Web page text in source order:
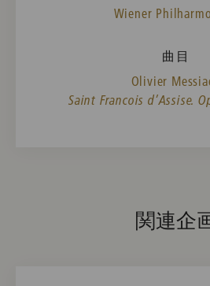
Wiener
曲目
Olivier
Saint Francois d’Assise.
関連企